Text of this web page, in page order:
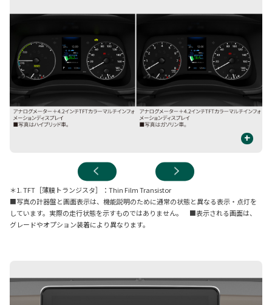
+
＊1. TFT［薄膜トランジスタ］：Thin Film Transistor
■写真の計器盤と画面表示は、機能説明のために通常の状態と異なる表示・点灯を
しています。実際の走行状態を示すものではありません。 ■表示される画面は、
グレードやオプション装着により異なります。